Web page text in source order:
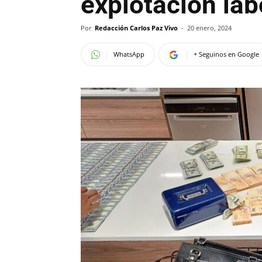
Por Redacción Carlos Paz Vivo - 20 enero, 2024
WhatsApp + Seguinos en Google